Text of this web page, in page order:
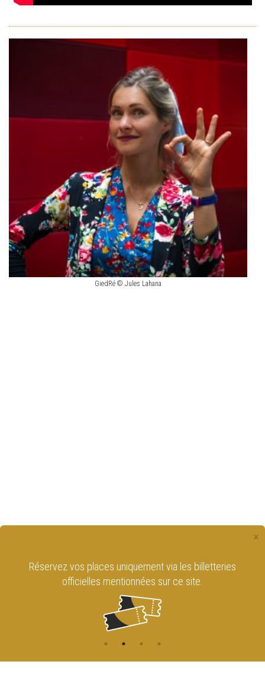
GiedRé © Jules Lahana
×
Réservez vos places uniquement via les billetteries
officielles mentionnées sur ce site.